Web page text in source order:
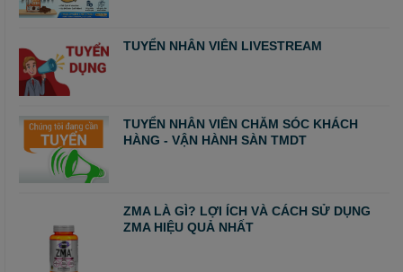
TUYỂN NHÂN VIÊN LIVESTREAM
TUYỂN NHÂN VIÊN CHĂM SÓC KHÁCH
HÀNG - VẬN HÀNH SÀN TMDT
ZMA LÀ GÌ? LỢI ÍCH VÀ CÁCH SỬ DỤNG
ZMA HIỆU QUẢ NHẤT